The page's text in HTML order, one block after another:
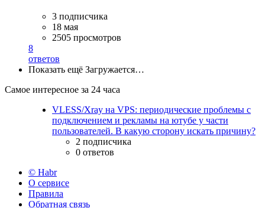
3 подписчика
18 мая
2505 просмотров
8
ответов
Показать ещё Загружается…
Самое интересное за 24 часа
VLESS/Xray на VPS: периодические проблемы с
подключением и рекламы на ютубе у части
пользователей. В какую сторону искать причину?
2 подписчика
0 ответов
© Habr
О сервисе
Правила
Обратная связь